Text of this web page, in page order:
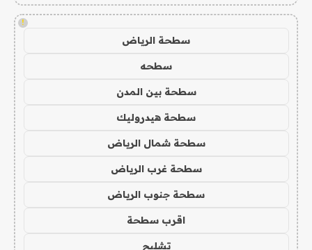
!
سطحة الرياض
سطحه
سطحة بين المدن
سطحة هيدروليك
سطحة شمال الرياض
سطحة غرب الرياض
سطحة جنوب الرياض
اقرب سطحة
تشليح